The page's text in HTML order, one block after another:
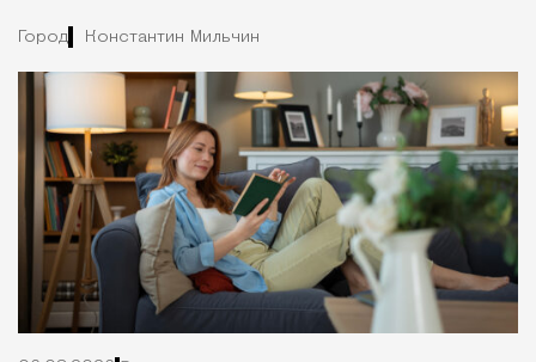
Город Константин Мильчин